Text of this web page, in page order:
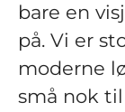
bare en
på. Vi er
moderne
små nok